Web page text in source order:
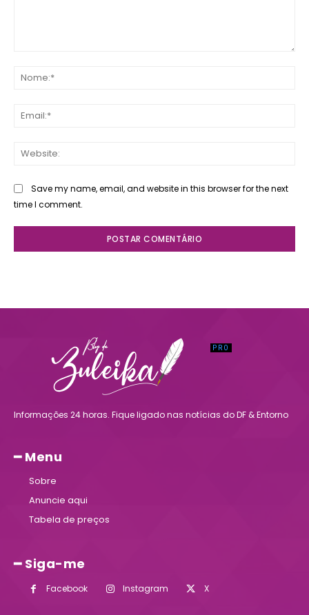
Save my name, email, and website in this browser for the next
time I comment.
Informações 24 horas. Fique ligado nas notícias do DF & Entorno
━ Menu
Sobre
Anuncie aqui
Tabela de preços
━ Siga-me
Facebook Instagram X